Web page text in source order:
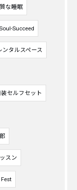
な睡眠
Succeed
ンタルスペース
セルフセット
スン